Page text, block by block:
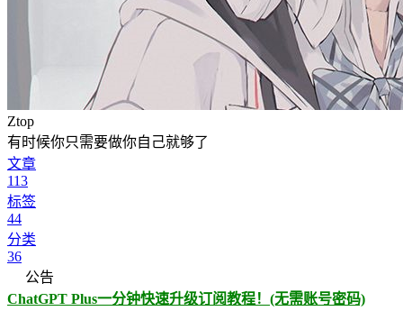
Ztop
有时候你只需要做你自己就够了
文章
113
标签
44
分类
36
公告
ChatGPT Plus一分钟快速升级订阅教程！(无需账号密码)